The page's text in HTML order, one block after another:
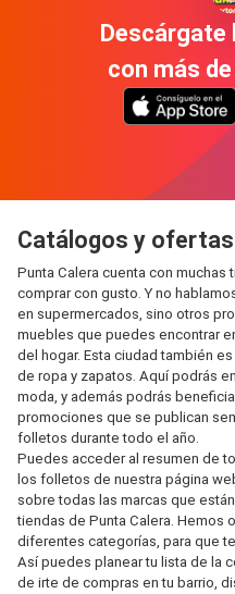
Descárgate
con más
Catálogos y
Punta Calera cuenta con
comprar con gusto. Y no
en supermercados, sino otros
muebles que puedes encontrar
del hogar. Esta ciudad también
de ropa y zapatos. Aquí podrás
moda, y además podrás
promociones que se publican
folletos durante todo el año.
Puedes acceder al resumen de
los folletos de nuestra página
sobre todas las marcas que
tiendas de Punta Calera. Hemos
diferentes categorías, para que
Así puedes planear tu lista de la
de irte de compras en tu barrio,